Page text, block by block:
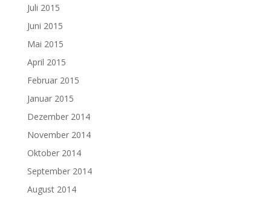
Juli 2015
Juni 2015
Mai 2015
April 2015
Februar 2015
Januar 2015
Dezember 2014
November 2014
Oktober 2014
September 2014
August 2014